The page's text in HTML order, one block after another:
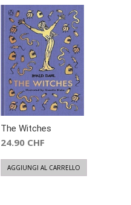
The Witches
24.90 CHF
AGGIUNGI AL CARRELLO